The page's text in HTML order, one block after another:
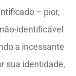
– pior,
identificável
a incessante
sua identidade,